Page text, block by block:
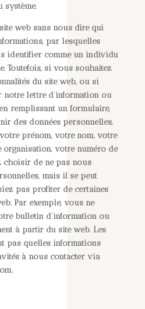
web sans nous dire qui
par lesquelles
identifier comme un individu
Toutefois, si vous souhaitez
du site web, ou si
lettre d’information ou
remplissant un formulaire,
des données personnelles,
prénom, votre nom, votre
votre numéro de
choisir de ne pas nous
mais il se peut
pas profiter de certaines
Par exemple, vous ne
bulletin d’information ou
à partir du site web. Les
pas quelles informations
à nous contacter via